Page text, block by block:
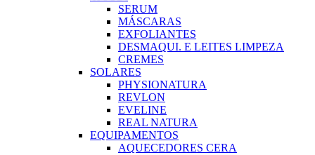
SERUM
MÁSCARAS
EXFOLIANTES
DESMAQUI. E LEITES LIMPEZA
CREMES
SOLARES
PHYSIONATURA
REVLON
EVELINE
REAL NATURA
EQUIPAMENTOS
AQUECEDORES CERA